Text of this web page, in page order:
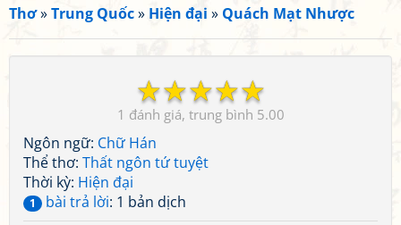
Thơ»Trung Quốc» Hiện đại » Quách Mạt Nhược
☆
☆
☆
☆
☆
1 5.00
Ngôn ngữ: Chữ Hán
Thể thơ: Thất ngôn tứ tuyệt
Thời kỳ: Hiện đại
1 bài trả lời: 1 bản dịch